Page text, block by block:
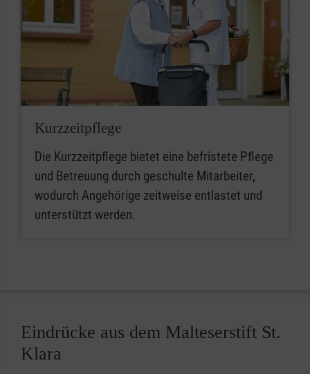
Kurzzeitpflege
Die Kurzzeitpflege bietet eine befristete Pflege
und Betreuung durch geschulte Mitarbeiter,
wodurch Angehörige zeitweise entlastet und
unterstützt werden.
Eindrücke aus dem Malteserstift St.
Klara